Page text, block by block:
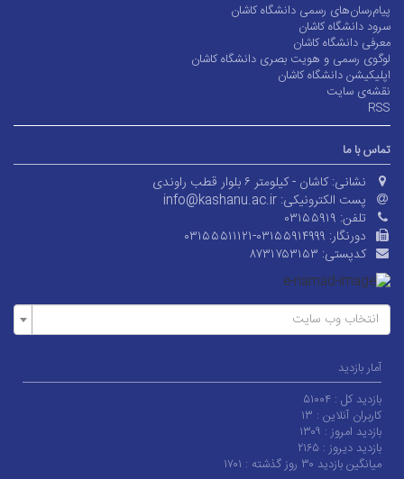
پیام‌رسان‌های رسمی دانشگاه کاشان
سرود دانشگاه کاشان
معرفی دانشگاه کاشان
لوگوی رسمی و هویت بصری دانشگاه کاشان
اپلیکیشن دانشگاه کاشان
نقشه‌ی سایت
RSS
تماس با ما
نشانی: کاشان - کیلومتر ۶ بلوار قطب راوندی
پست الکترونیکی: info@kashanu.ac.ir
تلفن: ۰۳۱۵۵۹۱۹
دورنگار: ۰۳۱۵۵۵۱۱۱۲۱-۰۳۱۵۵۹۱۴۹۹۹
کدپستی: ۸۷۳۱۷۵۳۱۵۳
انتخاب وب سایت
آمار بازدید
بازدید کل : ۵۱۰۰۴
کاربران آنلاین : ۱۳
بازدید امروز : ۱۳۰۹
بازدید دیروز : ۲۱۶۵
میانگین بازدید ۳۰ روز گذشته :
۱۷۰۱